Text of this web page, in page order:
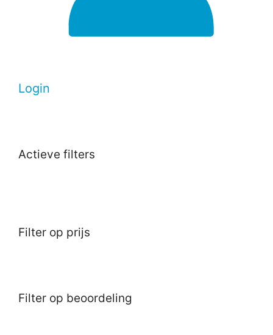
Login
Actieve filters
Filter op prijs
Filter op beoordeling